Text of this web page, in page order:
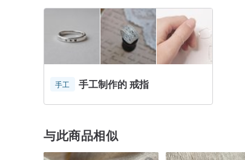
手工 手工制作的 戒指
与此商品相似